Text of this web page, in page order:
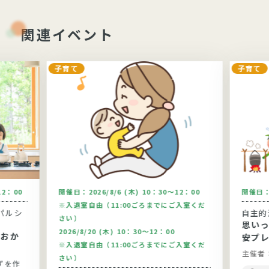
関連イベント
：00
ルシ
を作
子育て
開催日： 2026/8/6 (木) 10：30～12：00
※入退室自由（11:00ごろまでにご入室くだ
さい）
2026/8/20 (木) 10：30～12：00
※入退室自由（11:00ごろまでにご入室くだ
さい）
子育て
開催日
自主
思い
安プ
主催者